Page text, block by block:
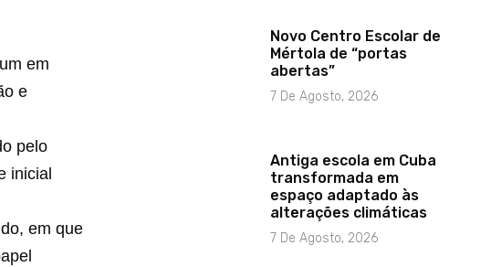
em
e
pelo
inicial
em que
Novo Centro Escolar de
Mértola de “portas
abertas”
7 De Agosto, 2026
Antiga escola em Cuba
transformada em
espaço adaptado às
alterações climáticas
7 De Agosto, 2026